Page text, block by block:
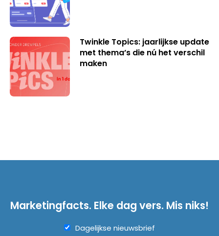
Twinkle Topics: jaarlijkse update
met thema’s die nú het verschil
maken
Marketingfacts. Elke dag vers. Mis niks!
Dagelijkse nieuwsbrief